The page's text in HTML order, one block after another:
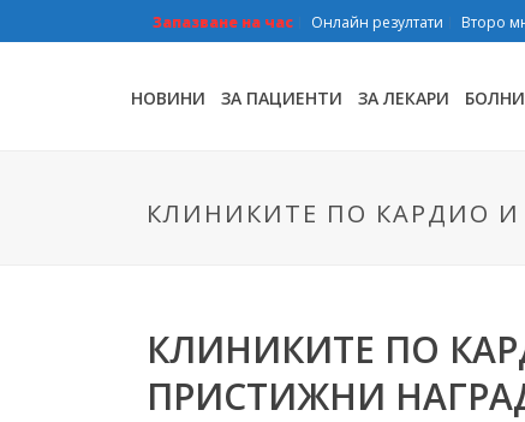
Запазване на час Онлайн резултати Второ
НОВИНИ ЗА ПАЦИЕНТИ ЗА ЛЕКАРИ
КЛИНИКИТЕ ПО КАРДИО
КЛИНИКИТЕ ПО
ПРИСТИЖНИ